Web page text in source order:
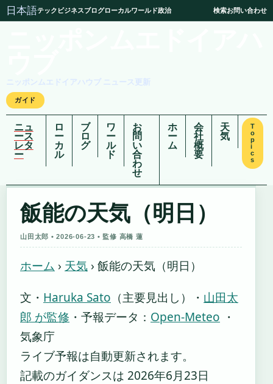
日本語テック ビジネスブログローカルワールド政治 検索お問い合わせ
ニッポンムエドイアハウブ ニュース更新
ガイド
ニュ
ース
レタ
ー
ロ
ー
カ
ル
ブ
ロ
グ
ワ
ー
ル
ド
お
問
い
合
わ
せ
ホ
ー
ム
会
社
概
要
天
気
T
o
p
i
c
s
飯能の天気（明日）
山田太郎 • 2026-06-23 • 監修 高橋 蓮
ホーム › 天気 › 飯能の天気（明日）
文・ Haruka Sato （主要見出し） ・ 山田太
郎 が監修 ・ 予報データ： Open-Meteo ・
気象庁
ライブ予報は自動更新されます。
記載のガイダンスは 2026年6月23日